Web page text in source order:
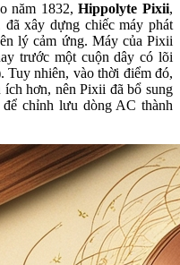
năm 1832,Hippolyte Pixii,
xây dựng chiếc máy phát
lý cảm ứng. Máy của Pixii
trước một cuộn dây có lõi
Tuy nhiên, vào thời điểm đó,
hơn, nên Pixii đã bổ sung
để chỉnh lưu dòng AC thành